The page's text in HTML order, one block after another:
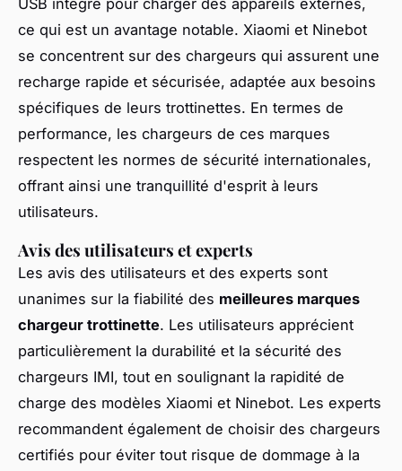
USB intégré pour charger des appareils externes,
ce qui est un avantage notable. Xiaomi et Ninebot
se concentrent sur des chargeurs qui assurent une
recharge rapide et sécurisée, adaptée aux besoins
spécifiques de leurs trottinettes. En termes de
performance, les chargeurs de ces marques
respectent les normes de sécurité internationales,
offrant ainsi une tranquillité d'esprit à leurs
utilisateurs.
Avis des utilisateurs et experts
Les avis des utilisateurs et des experts sont
unanimes sur la fiabilité des meilleures marques
chargeur trottinette. Les utilisateurs apprécient
particulièrement la durabilité et la sécurité des
chargeurs IMI, tout en soulignant la rapidité de
charge des modèles Xiaomi et Ninebot. Les experts
recommandent également de choisir des chargeurs
certifiés pour éviter tout risque de dommage à la